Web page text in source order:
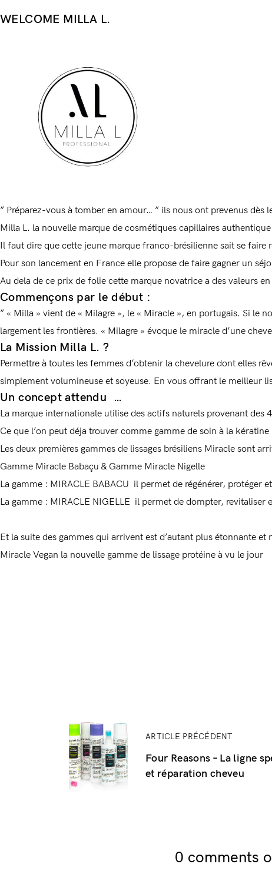
WELCOME MILLA L.
” Préparez-vous à tomber en amour… ” ils nous ont prevenus dès
Milla L. la nouvelle marque de cosmétiques capillaires
Il faut dire que cette jeune marque franco-brésilienne sait se faire
Pour son lancement en France elle propose de faire gagner un
Au dela de ce prix de folie cette marque novatrice a des valeurs
Commençons par le début :
” « Milla » vient de « Milagre », le « Miracle », en portugais. Si le
largement les frontières. « Milagre » évoque le miracle d’une
La Mission Milla L. ?
Permettre à toutes les femmes d’obtenir la chevelure dont elles
simplement volumineuse et soyeuse. En vous offrant le meilleur
Un concept attendu …
La marque internationale utilise des actifs naturels provenant
Ce que l’on peut déja trouver comme gamme de soin à la kératine
Les deux premières gammes de lissages brésiliens Miracle sont
Gamme Miracle Babaçu & Gamme Miracle Nigelle
La gamme : MIRACLE BABACU il permet de régénérer, protéger
La gamme : MIRACLE NIGELLE il permet de dompter, revitaliser
Et la suite des gammes qui arrivent est d’autant plus étonnante
Miracle Vegan la nouvelle gamme de lissage protéine à vu le jour
ARTICLE PRÉCÉDENT
Four Reasons – La ligne
et réparation cheveu
0 comments